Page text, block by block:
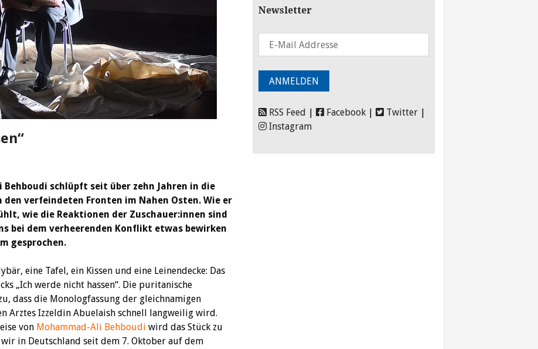
Behboudi schlüpft seit über zehn Jahren in die
verfeindeten Fronten im Nahen Osten. Wie er
wie die Reaktionen der Zuschauer:innen sind
bei dem verheerenden Konflikt etwas bewirken
gesprochen.
eine Tafel, ein Kissen und eine Leinendecke: Das
„Ich werde nicht hassen“. Die puritanische
dass die Monologfassung der gleichnamigen
Arztes Izzeldin Abuelaish schnell langweilig wird.
von Mohammad-Ali Behboudi wird das Stück zu
in Deutschland seit dem 7. Oktober auf dem
Newsletter
RSS Feed Facebook Twitter
Instagram